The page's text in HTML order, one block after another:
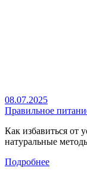
08.07.2025
Правильное
Как избавиться от
натуральные
Подробнее